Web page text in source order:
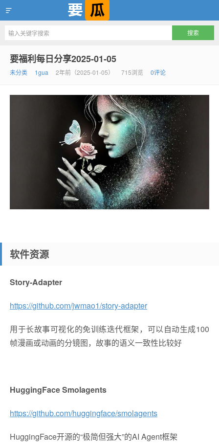
要瓜，互联网一等吃瓜资源聚集地
要福利每日分享2025-01-05
未分类 1gua 2年前（2025-01-05） 715浏览 0评论
软件资源
Story-Adapter
https://github.com/jwmao1/story-adapter
用于长故事可视化的免训练迭代框架，可以自动生成100
帧漫画或动画的分镜图，故事的语义一致性比较好
HuggingFace Smolagents
https://github.com/huggingface/smolagents
HuggingFace开源的“极简但强大”的AI Agent框架